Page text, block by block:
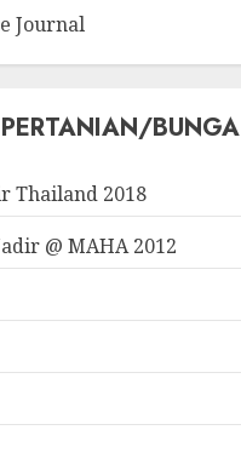
Journal
BUNGA
Thailand 2018
@ MAHA 2012